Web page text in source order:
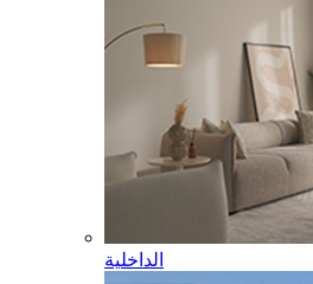
الداخلية